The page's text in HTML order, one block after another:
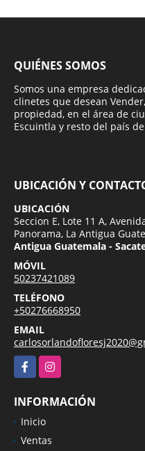
QUIÉNES SOMOS
Somos una empresa
clinetes que desean
propiedad, en el área de
Escuintla y resto del país
UBICACIÓN Y
UBICACIÓN
Seccion E, Lote 11 A,
Panorama, La Antigua
Antigua Guatemala -
MÓVIL
50237421089
TELÉFONO
+50276668950
EMAIL
FacebookInstagram
INFORMACIÓN
Inicio
Ventas